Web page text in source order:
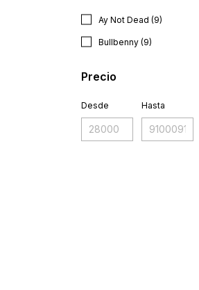
Ay Not Dead (9)
Bullbenny (9)
Precio
Desde Hasta